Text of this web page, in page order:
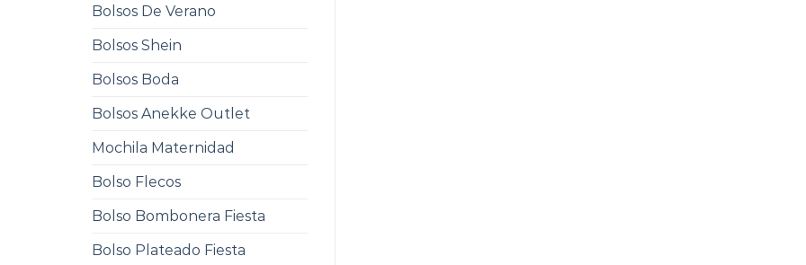
Bolsos De Verano
Bolsos Shein
Bolsos Boda
Bolsos Anekke Outlet
Mochila Maternidad
Bolso Flecos
Bolso Bombonera Fiesta
Bolso Plateado Fiesta